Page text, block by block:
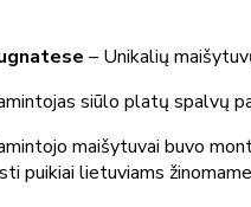
– Unikalių
siūlo platų spalvų
maišytuvai buvo
puikiai lietuviams